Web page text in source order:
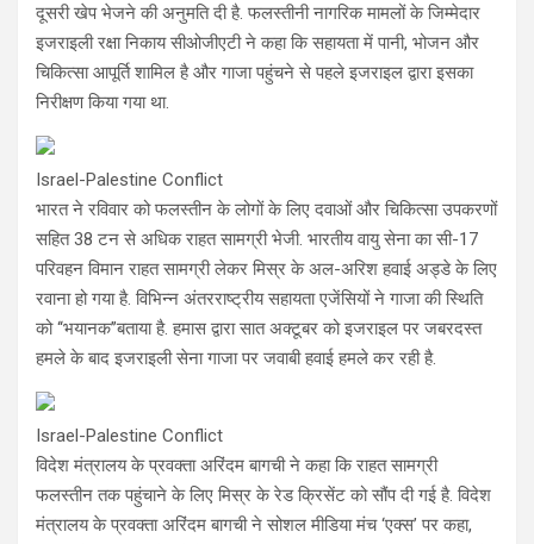
दूसरी खेप भेजने की अनुमति दी है. फलस्तीनी नागरिक मामलों के जिम्मेदार
इजराइली रक्षा निकाय सीओजीएटी ने कहा कि सहायता में पानी, भोजन और
चिकित्सा आपूर्ति शामिल है और गाजा पहुंचने से पहले इजराइल द्वारा इसका
निरीक्षण किया गया था.
Israel-Palestine Conflict
भारत ने रविवार को फलस्तीन के लोगों के लिए दवाओं और चिकित्सा उपकरणों
सहित 38 टन से अधिक राहत सामग्री भेजी. भारतीय वायु सेना का सी-17
परिवहन विमान राहत सामग्री लेकर मिस्र के अल-अरिश हवाई अड्डे के लिए
रवाना हो गया है. विभिन्न अंतरराष्ट्रीय सहायता एजेंसियों ने गाजा की स्थिति
को ‘‘भयानक’’बताया है. हमास द्वारा सात अक्टूबर को इजराइल पर जबरदस्त
हमले के बाद इजराइली सेना गाजा पर जवाबी हवाई हमले कर रही है.
Israel-Palestine Conflict
विदेश मंत्रालय के प्रवक्ता अरिंदम बागची ने कहा कि राहत सामग्री
फलस्तीन तक पहुंचाने के लिए मिस्र के रेड क्रिसेंट को सौंप दी गई है. विदेश
मंत्रालय के प्रवक्ता अरिंदम बागची ने सोशल मीडिया मंच ‘एक्स’ पर कहा,